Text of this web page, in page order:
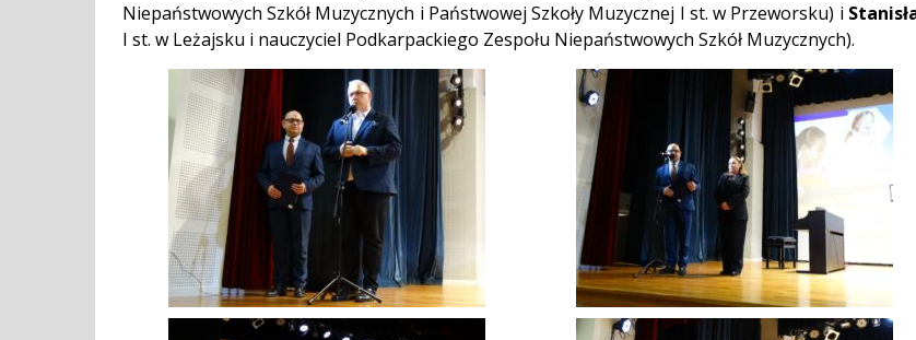
Niepaństwowych Szkół Muzycznych i Państwowej Szkoły Muzycznej I st. w Przeworsku) i
I st. w Leżajsku i nauczyciel Podkarpackiego Zespołu Niepaństwowych Szkół Muzycznych).